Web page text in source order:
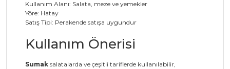
Kullanım Alanı: Salata, meze ve yemekler
Yöre: Hatay
Satış Tipi: Perakende satışa uygundur
Kullanım Önerisi
Sumak salatalarda ve çeşitli tariflerde kullanılabilir,